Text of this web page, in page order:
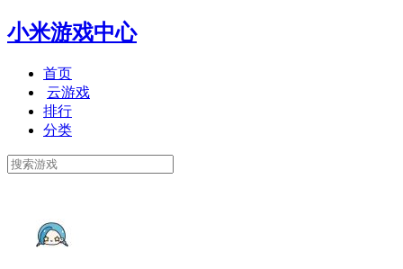
小米游戏中心
首页
云游戏
排行
分类